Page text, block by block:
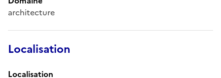
architecture
Localisation
Localisation